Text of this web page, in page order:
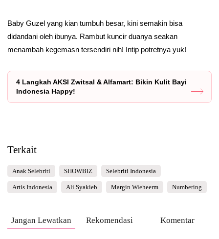
Baby Guzel yang kian tumbuh besar, kini semakin bisa
didandani oleh ibunya. Rambut kuncir duanya seakan
menambah kegemasn tersendiri nih! Intip potretnya yuk!
4 Langkah AKSI Zwitsal & Alfamart: Bikin Kulit Bayi
Indonesia Happy!
Terkait
Anak Selebriti SHOWBIZ Selebriti Indonesia
Artis Indonesia Ali Syakieb Margin Wieheerm Numbering
Jangan Lewatkan Rekomendasi Komentar